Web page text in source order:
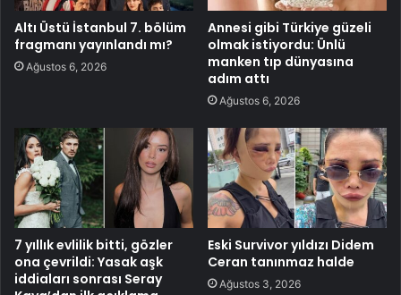
Altı Üstü İstanbul 7. bölüm
fragmanı yayınlandı mı?
Ağustos 6, 2026
Annesi gibi Türkiye güzeli
olmak istiyordu: Ünlü
manken tıp dünyasına
adım attı
Ağustos 6, 2026
7 yıllık evlilik bitti, gözler
ona çevrildi: Yasak aşk
iddiaları sonrası Seray
Eski Survivor yıldızı Didem
Ceran tanınmaz halde
Ağustos 3, 2026